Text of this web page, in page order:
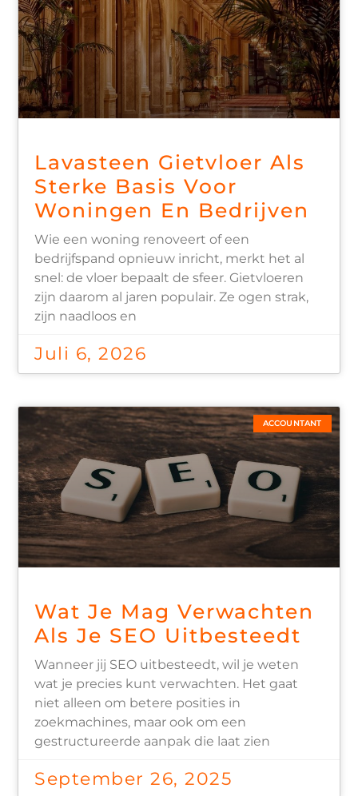
Lavasteen Gietvloer Als
Sterke Basis Voor
Woningen En Bedrijven
Wie een woning renoveert of een
bedrijfspand opnieuw inricht, merkt het al
snel: de vloer bepaalt de sfeer. Gietvloeren
zijn daarom al jaren populair. Ze ogen strak,
zijn naadloos en
Juli 6, 2026
ACCOUNTANT
Wat Je Mag Verwachten
Als Je SEO Uitbesteedt
Wanneer jij SEO uitbesteedt, wil je weten
wat je precies kunt verwachten. Het gaat
niet alleen om betere posities in
zoekmachines, maar ook om een
gestructureerde aanpak die laat zien
September 26, 2025